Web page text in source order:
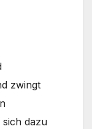
zwingt
dazu